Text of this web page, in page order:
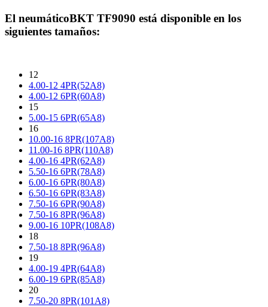
El neumáticoBKT TF9090 está disponible en los
siguientes tamaños:
12
4.00-12 4PR(52A8)
4.00-12 6PR(60A8)
15
5.00-15 6PR(65A8)
16
10.00-16 8PR(107A8)
11.00-16 8PR(110A8)
4.00-16 4PR(62A8)
5.50-16 6PR(78A8)
6.00-16 6PR(80A8)
6.50-16 6PR(83A8)
7.50-16 6PR(90A8)
7.50-16 8PR(96A8)
9.00-16 10PR(108A8)
18
7.50-18 8PR(96A8)
19
4.00-19 4PR(64A8)
6.00-19 6PR(85A8)
20
7.50-20 8PR(101A8)